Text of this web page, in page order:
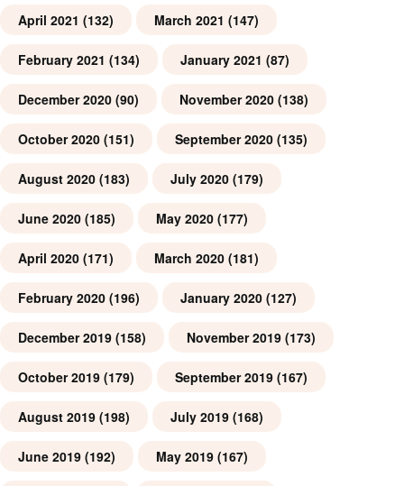
April 2021 (132) March 2021 (147)
February 2021 (134) January 2021 (87)
December 2020 (90) November 2020 (138)
October 2020 (151) September 2020 (135)
August 2020 (183) July 2020 (179)
June 2020 (185) May 2020 (177)
April 2020 (171) March 2020 (181)
February 2020 (196) January 2020 (127)
December 2019 (158) November 2019 (173)
October 2019 (179) September 2019 (167)
August 2019 (198) July 2019 (168)
June 2019 (192) May 2019 (167)